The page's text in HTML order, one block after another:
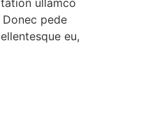
pede
eu,